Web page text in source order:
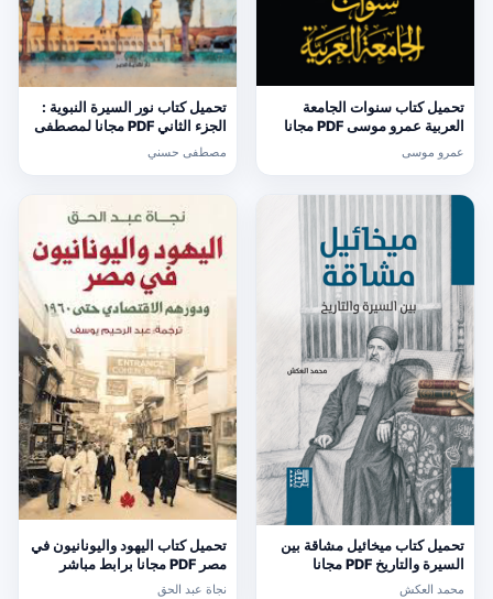
تحميل كتاب سنوات الجامعة
العربية عمرو موسى PDF مجانا
عمرو موسى
تحميل كتاب نور السيرة النبوية :
الجزء الثاني PDF مجانا لمصطفى
حسني
مصطفى حسني
تحميل كتاب ميخائيل مشاقة بين
السيرة والتاريخ PDF مجانا
محمد العكش
تحميل كتاب اليهود واليونانيون في
مصر PDF مجانا برابط مباشر
لنجاة عبد الحق
نجاة عبد الحق